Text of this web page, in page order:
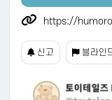
https://
신고 블라인